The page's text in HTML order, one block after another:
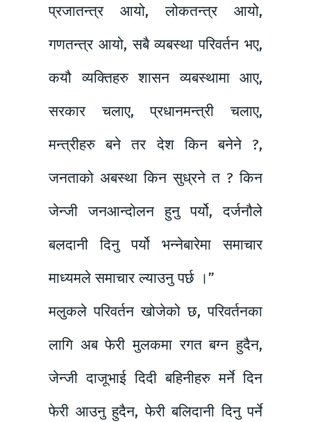
प्रजातन्त्र आयो, लोकतन्त्र आयो,
गणतन्त्र आयो, सबै व्यबस्था परिवर्तन भए,
कयौ व्यक्तिहरु शासन व्यबस्थामा आए,
सरकार चलाए, प्रधानमन्त्री चलाए,
मन्त्रीहरु बने तर देश किन बनेने ?,
जनताको अबस्था किन सुध्रने त ? किन
जेन्जी जनआन्दोलन हुनु पर्यो, दर्जनौले
बलदानी दिनु पर्यो भन्नेबारेमा समाचार
माध्यमले समाचार ल्याउनु पर्छ ।”
मलुकले परिवर्तन खोजेको छ, परिवर्तनका
लागि अब फेरी मुलकमा रगत बग्न हुदैन,
जेन्जी दाजूभाई दिदी बहिनीहरु मर्ने दिन
फेरी आउनु हुदैन, फेरी बलिदानी दिनु पर्ने